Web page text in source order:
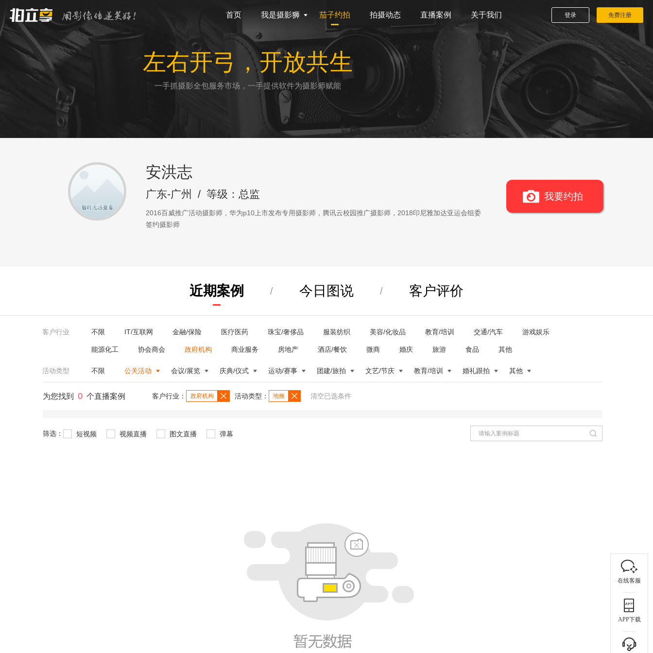
首页 我是摄影狮 茄子约拍 拍摄动态 直播案例 关于我们 登录 免费注册
左右开弓，开放共生
一手抓摄影全包服务市场，一手提供软件为摄影师赋能
安洪志
广东-广州 / 等级：总监
2016百威推广活动摄影师，华为p10上市发布专用摄影师，腾讯云校园推广摄影师，2018印尼雅加达亚运会组委
签约摄影师
我要约拍
近期案例 / 今日图说 / 客户评价
客户行业 不限 IT/互联网 金融/保险 医疗医药 珠宝/奢侈品 服装纺织 美容/化妆品 教育/培训 交通/汽车 游戏娱乐
能源化工 协会商会 政府机构 商业服务 房地产 酒店/餐饮 微商 婚庆 旅游 食品 其他
活动类型 不限 公关活动 会议/展览 庆典/仪式 运动/赛事 团建/旅拍 文艺/节庆 教育/培训 婚礼跟拍 其他
为您找到 0 个直播案例 客户行业： 政府机构 活动类型： 地推 清空已选条件
筛选： 短视频 视频直播 图文直播 弹幕
在线客服
APP下载